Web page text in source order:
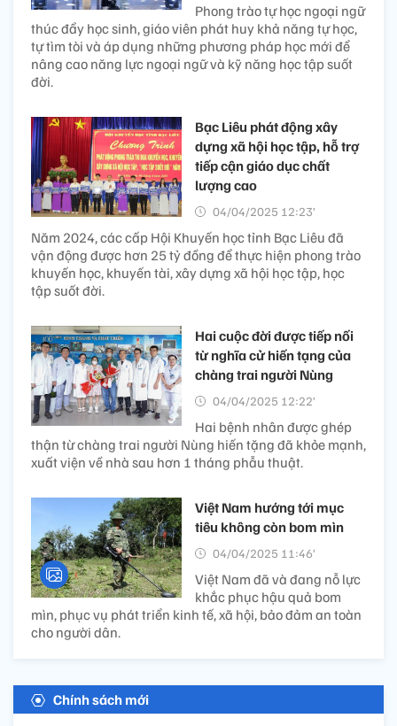
Phong trào tự học ngoại ngữ
thúc đẩy học sinh, giáo viên phát huy khả năng tự học,
tự tìm tòi và áp dụng những phương pháp học mới để
nâng cao năng lực ngoại ngữ và kỹ năng học tập suốt
đời.
Bạc Liêu phát động xây
dựng xã hội học tập, hỗ trợ
tiếp cận giáo dục chất
lượng cao
04/04/2025 12:23’
Năm 2024, các cấp Hội Khuyến học tỉnh Bạc Liêu đã
vận động được hơn 25 tỷ đồng để thực hiện phong trào
khuyến học, khuyến tài, xây dựng xã hội học tập, học
tập suốt đời.
Hai cuộc đời được tiếp nối
từ nghĩa cử hiến tạng của
chàng trai người Nùng
04/04/2025 12:22’
Hai bệnh nhân được ghép
thận từ chàng trai người Nùng hiến tặng đã khỏe mạnh,
xuất viện về nhà sau hơn 1 tháng phẫu thuật.
Việt Nam hướng tới mục
tiêu không còn bom mìn
04/04/2025 11:46’
Việt Nam đã và đang nỗ lực
khắc phục hậu quả bom
mìn, phục vụ phát triển kinh tế, xã hội, bảo đảm an toàn
cho người dân.
Chính sách mới